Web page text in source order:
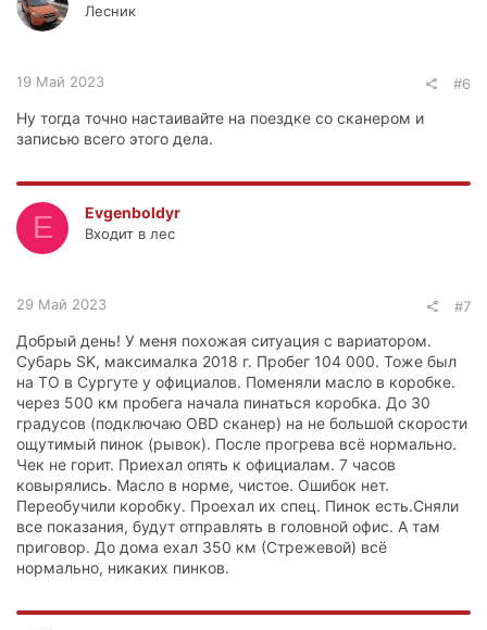
Лесник
19 Май 2023 #6
Ну тогда точно настаивайте на поездке со сканером и
записью всего этого дела.
E Evgenboldyr
Входит в лес
29 Май 2023 #7
Добрый день! У меня похожая ситуация с вариатором.
Субарь SK, максималка 2018 г. Пробег 104 000. Тоже был
на ТО в Сургуте у официалов. Поменяли масло в коробке.
через 500 км пробега начала пинаться коробка. До 30
градусов (подключаю OBD сканер) на не большой скорости
ощутимый пинок (рывок). После прогрева всё нормально.
Чек не горит. Приехал опять к официалам. 7 часов
ковырялись. Масло в норме, чистое. Ошибок нет.
Переобучили коробку. Проехал их спец. Пинок есть.Сняли
все показания, будут отправлять в головной офис. А там
приговор. До дома ехал 350 км (Стрежевой) всё
нормально, никаких пинков.